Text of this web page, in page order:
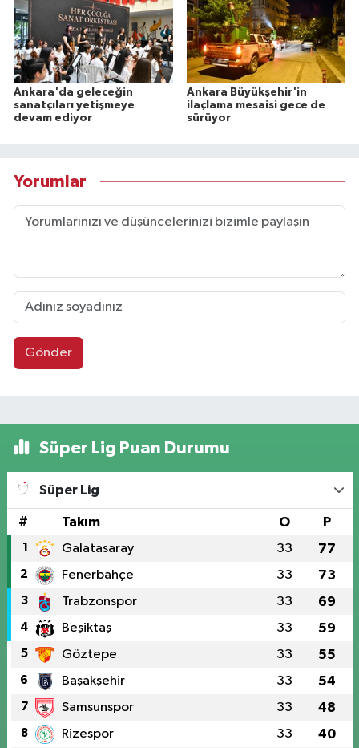
Ankara'da geleceğin
sanatçıları yetişmeye
devam ediyor
Ankara Büyükşehir'in
ilaçlama mesaisi gece de
sürüyor
Yorumlar
Gönder
Süper Lig Puan Durumu
Süper Lig
# Takım O P
1 Galatasaray 33 77
2 Fenerbahçe 33 73
3 Trabzonspor 33 69
4 Beşiktaş 33 59
5 Göztepe 33 55
6 Başakşehir 33 54
7 Samsunspor 33 48
8 Rizespor 33 40